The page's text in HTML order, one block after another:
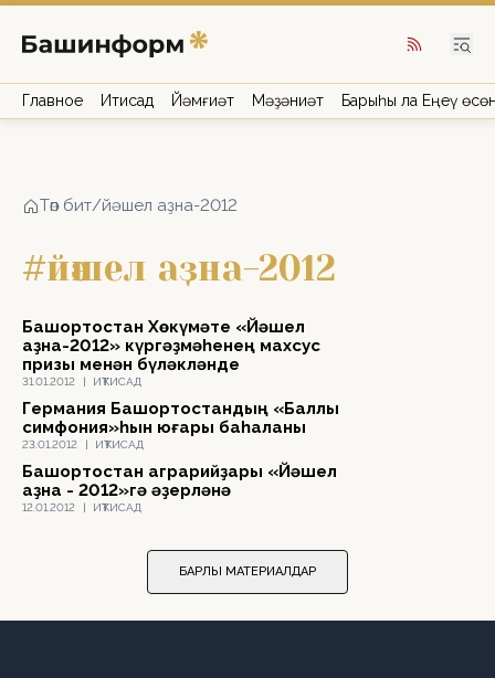
Главное Иҡтисад Йәмғиәт Мәҙәниәт Барыһы ла Еңеү
Төп бит/йәшел аҙна-2012
#йәшел аҙна-2012
31.01.2012 | ИҠТИСАД
Башҡортостан Хөкүмәте «Йәшел
аҙна-2012» күргәҙмәһенең махсус
призы менән бүләкләнде
23.01.2012 | ИҠТИСАД
Германия Башҡортостандың «Баллы
симфония»һын юғары баһаланы
12.01.2012 | ИҠТИСАД
Башҡортостан аграрийҙары «Йәшел
аҙна - 2012»гә әҙерләнә
БАРЛЫҠ МАТЕРИАЛДАР